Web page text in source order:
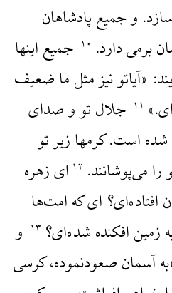
و جمیع پادشاهان
برمی دارد. ۱۰ جمیع اینها
«آیاتو نیز مثل ما ضعیف
۱۱ جلال تو و صدای
شده است. کرمها زیر تو
می‌پوشانند. ۱۲ ‌ای زهره
ای که امت‌ها
زمین افکنده شده‌ای؟ ۱۳ و
آسمان صعودنموده، کرسی